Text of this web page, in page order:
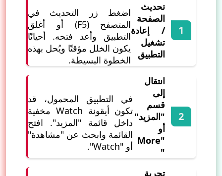
تحديث
الصفحة
/ إعادة
تشغيل
التطبيق
اضغط زر التحديث في
المتصفح (F5) أو أغلق
التطبيق وأعد فتحه. أحيانًا
يكون الخلل مؤقتًا ويُحل بهذه
الخطوة البسيطة.
انتقال
إلى
قسم
"المزيد"
أو
"More
"
في التطبيق المحمول، قد
تكون أيقونة Watch مخفية
داخل قائمة "المزيد". افتح
القائمة وابحث عن "مشاهدة"
أو "Watch".
تجربة